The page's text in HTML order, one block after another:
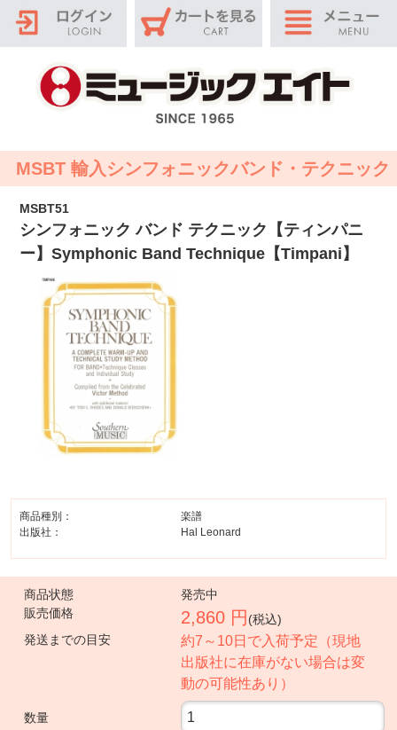
MSBT 輸入シンフォニックバンド・テクニック
MSBT51
シンフォニック バンド テクニック【ティンパニ
ー】Symphonic Band Technique【Timpani】
商品種別：
楽譜
出版社：
Hal Leonard
商品状態
発売中
販売価格
2,860 円 (税込)
発送までの目安
約7～10日で入荷予定（現地
出版社に在庫がない場合は変
動の可能性あり）
数量